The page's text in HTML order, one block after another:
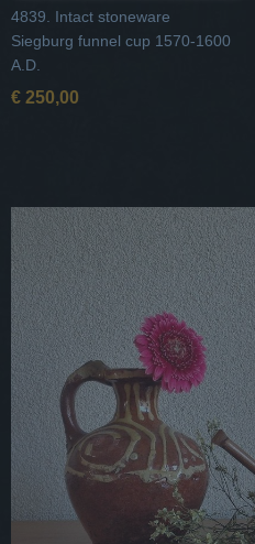
4839. Intact stoneware
Siegburg funnel cup 1570-1600
A.D.
€ 250,00